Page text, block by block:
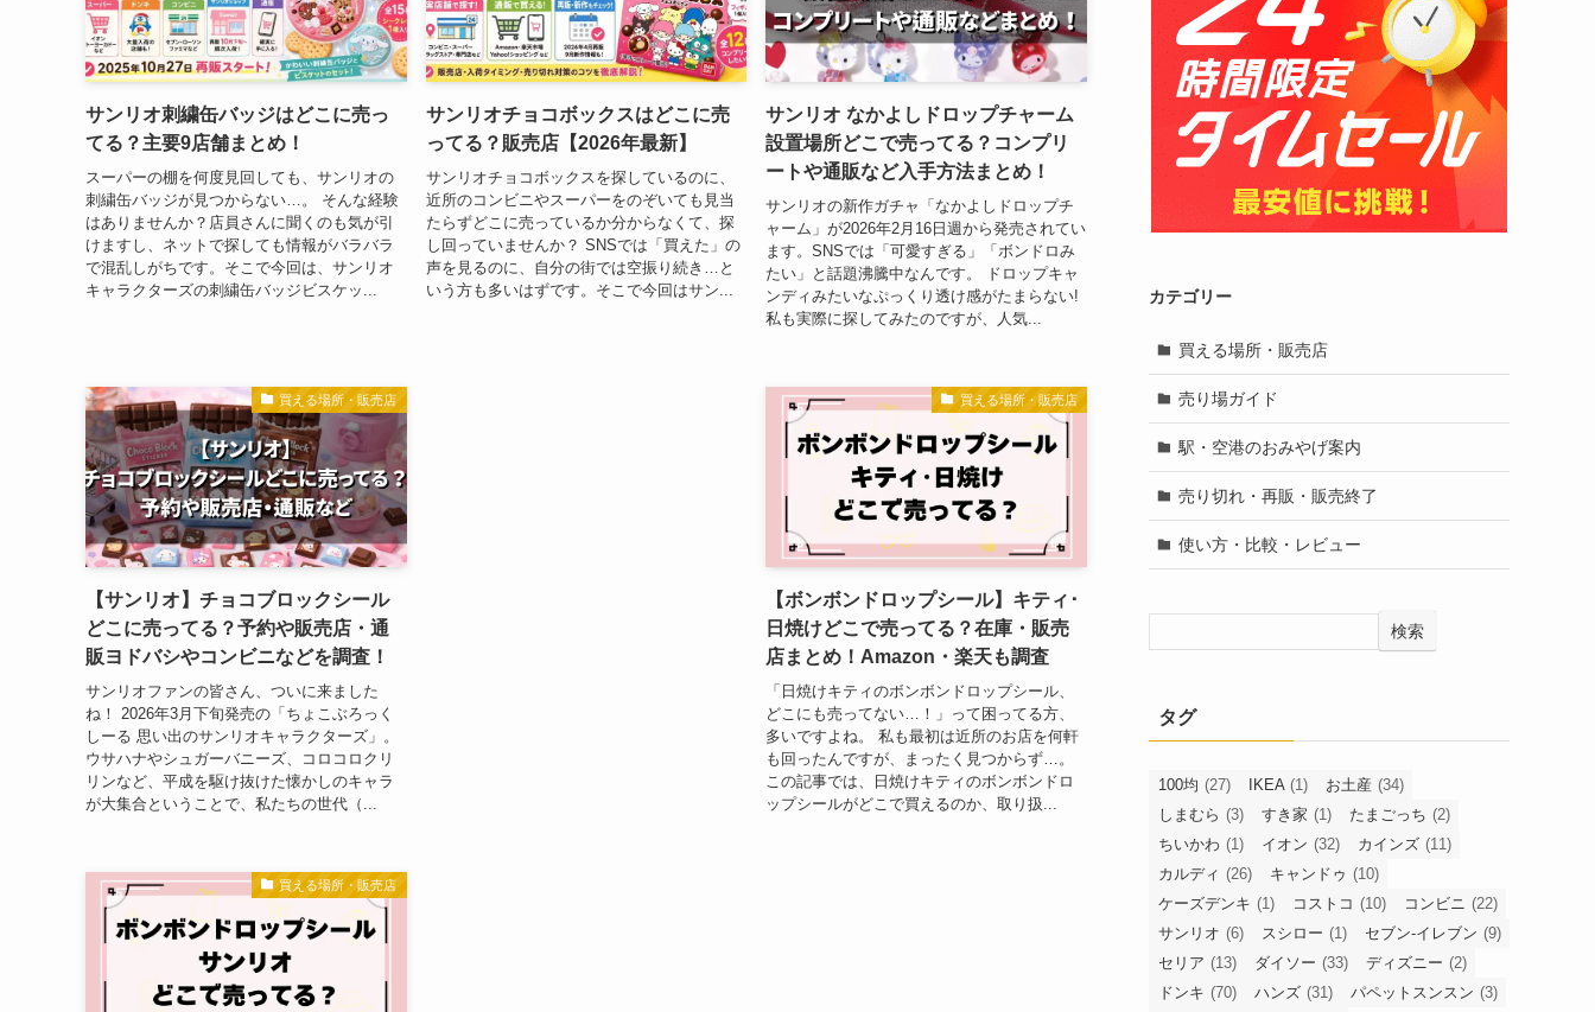
サンリオ刺繍缶バッジはどこに売っ
てる？主要9店舗まとめ！
スーパーの棚を何度見回しても、サンリオの
刺繍缶バッジが見つからない…。 そんな経験
はありませんか？店員さんに聞くのも気が引
けますし、ネットで探しても情報がバラバラ
で混乱しがちです。そこで今回は、サンリオ
キャラクターズの刺繍缶バッジビスケッ...
サンリオチョコボックスはどこに売
ってる？販売店【2026年最新】
サンリオチョコボックスを探しているのに、
近所のコンビニやスーパーをのぞいても見当
たらずどこに売っているか分からなくて、探
し回っていませんか？ SNSでは「買えた」の
声を見るのに、自分の街では空振り続き…と
いう方も多いはずです。そこで今回はサン...
サンリオ なかよしドロップチャーム
設置場所どこで売ってる？コンプリ
ートや通販など入手方法まとめ！
サンリオの新作ガチャ「なかよしドロップチ
ャーム」が2026年2月16日週から発売されてい
ます。SNSでは「可愛すぎる」「ボンドロみ
たい」と話題沸騰中なんです。 ドロップキャ
ンディみたいなぷっくり透け感がたまらない!
私も実際に探してみたのですが、人気...
買える場所・販売店
【サンリオ】チョコブロックシール
どこに売ってる？予約や販売店・通
販ヨドバシやコンビニなどを調査！
サンリオファンの皆さん、ついに来ました
ね！ 2026年3月下旬発売の「ちょこぶろっく
しーる 思い出のサンリオキャラクターズ」。
ウサハナやシュガーバニーズ、コロコロクリ
リンなど、平成を駆け抜けた懐かしのキャラ
が大集合ということで、私たちの世代（...
買える場所・販売店
【ボンボンドロップシール】キティ･
日焼けどこで売ってる？在庫・販売
店まとめ！Amazon・楽天も調査
「日焼けキティのボンボンドロップシール、
どこにも売ってない…！」って困ってる方、
多いですよね。 私も最初は近所のお店を何軒
も回ったんですが、まったく見つからず…。
この記事では、日焼けキティのボンボンドロ
ップシールがどこで買えるのか、取り扱...
買える場所・販売店
カテゴリー
買える場所・販売店
売り場ガイド
駅・空港のおみやげ案内
売り切れ・再販・販売終了
使い方・比較・レビュー
検索
タグ
100均 (27) IKEA (1) お土産 (34)
しまむら (3) すき家 (1) たまごっち (2)
ちいかわ (1) イオン (32) カインズ (11)
カルディ (26) キャンドゥ (10)
ケーズデンキ (1) コストコ (10) コンビニ (22)
サンリオ (6) スシロー (1) セブン-イレブン (9)
セリア (13) ダイソー (33) ディズニー (2)
ドンキ (70) ハンズ (31) パペットスンスン (3)